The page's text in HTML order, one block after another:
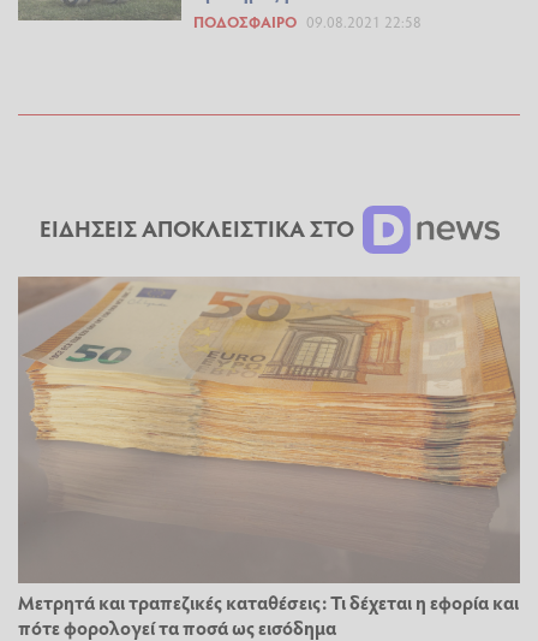
ΠΟΔΌΣΦΑΙΡΟ 09.08.2021 22:58
ΕΙΔΗΣΕΙΣ ΑΠΟΚΛΕΙΣΤΙΚΑ ΣΤΟ
Μετρητά και τραπεζικές καταθέσεις: Τι δέχεται η εφορία και
πότε φορολογεί τα ποσά ως εισόδημα